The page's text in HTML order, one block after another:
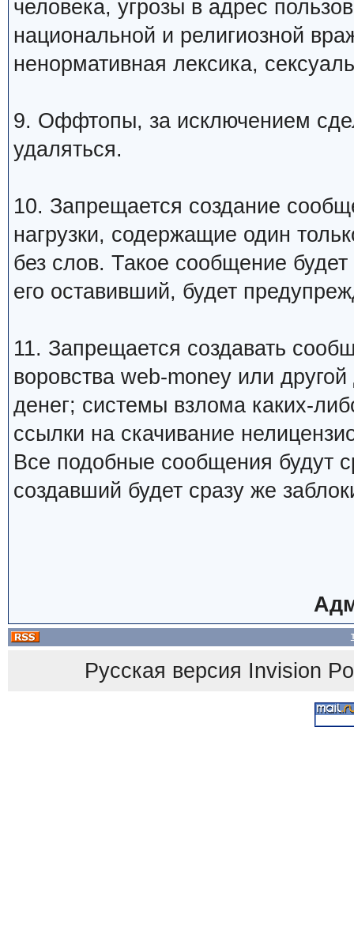
человека, угрозы в адрес
национальной и религиозной
ненормативная лексика,
9. Оффтопы, за исключением
удаляться.
10. Запрещается создание
нагрузки, содержащие один
без слов. Такое сообщение
его оставивший, будет
11. Запрещается создавать
воровства web-money или
денег; системы взлома каких-
ссылки на скачивание
Все подобные сообщения будут
создавший будет сразу же
Русская версия Invision